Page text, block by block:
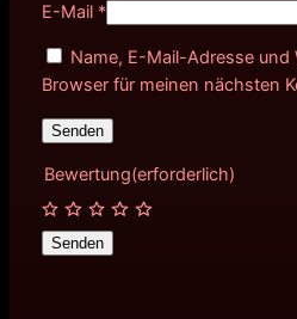
E-Mail *
Name, E-Mail-Adresse und
Browser für meinen nächsten
Bewertung(erforderlich)
Senden